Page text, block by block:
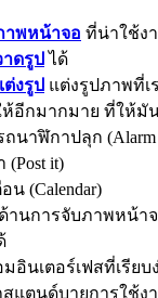
าพหน้าจอ ที่น่าใช้ง
ดรูป ได้
งรูป แต่งรูปภาพที่เ
อีกมากมาย ที่ให้มั
นาฬิกาปลุก (Alarm
it)
น (Calendar)
านการจับภาพหน้า
อินเตอร์เฟสที่เรียบ
แตนด์บายการใช้ง